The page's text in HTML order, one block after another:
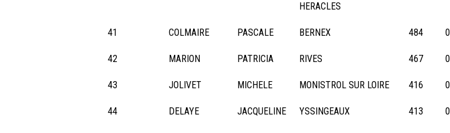
HERACLES
41 COLMAIRE PASCALE BERNEX 484 0
42 MARION PATRICIA RIVES 467 0
43 JOLIVET MICHELE MONISTROL SUR LOIRE 416 0
44 DELAYE JACQUELINE YSSINGEAUX 413 0